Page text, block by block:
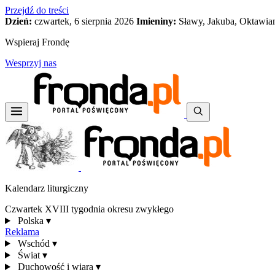
Przejdź do treści
Dzień: czwartek, 6 sierpnia 2026 Imieniny: Sławy, Jakuba,
Wspieraj Frondę
Wesprzyj nas
Kalendarz liturgiczny
Czwartek XVIII tygodnia okresu zwykłego
Polska ▾
Reklama
Wschód ▾
Świat ▾
Duchowość i wiara ▾